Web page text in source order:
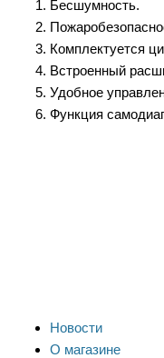
Бесшумность.
Комплектуется
Встроенный
Удобное
Функция
Новости
О магазине